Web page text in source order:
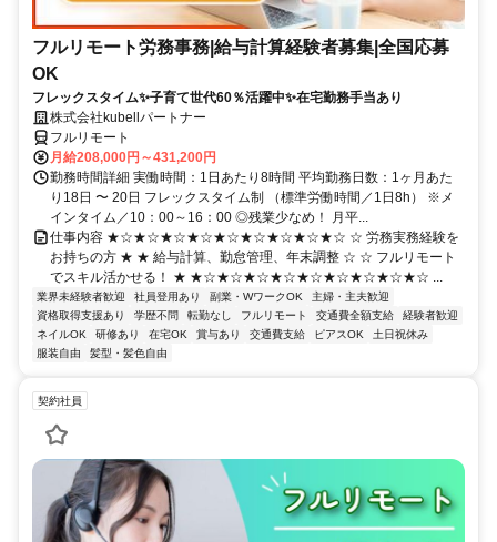
フルリモート労務事務|給与計算経験者募集|全国応募
OK
フレックスタイム✨子育て世代60％活躍中✨在宅勤務手当あり
株式会社kubellパートナー
フルリモート
月給208,000円～431,200円
勤務時間詳細 実働時間：1日あたり8時間 平均勤務日数：1ヶ月あた
り18日 〜 20日 フレックスタイム制 （標準労働時間／1日8h） ※メ
インタイム／10：00～16：00 ◎残業少なめ！ 月平...
仕事内容 ★☆★☆★☆★☆★☆★☆★☆★☆★☆ ☆ 労務実務経験を
お持ちの方 ★ ★ 給与計算、勤怠管理、年末調整 ☆ ☆ フルリモート
でスキル活かせる！ ★ ★☆★☆★☆★☆★☆★☆★☆★☆★☆ ...
業界未経験者歓迎 社員登用あり 副業・WワークOK
主婦・主夫歓迎
資格取得支援あり
学歴不問 転勤なし フルリモート 交通費全額支給
経験者歓迎
ネイルOK
研修あり 在宅OK 賞与あり 交通費支給 ピアスOK
土日祝休み
服装自由
髪型・髪色自由
契約社員